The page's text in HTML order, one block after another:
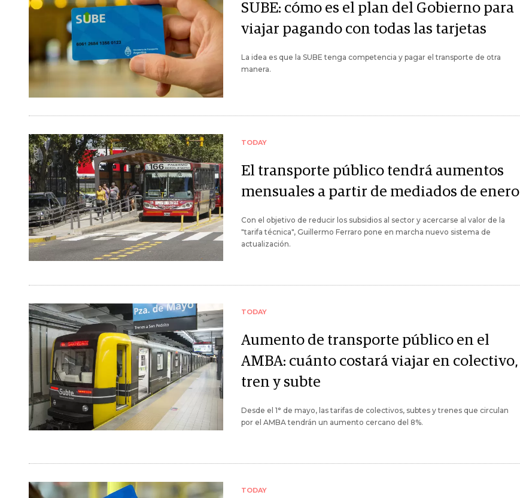
SUBE: cómo es el plan del Gobierno para
viajar pagando con todas las tarjetas
La idea es que la SUBE tenga competencia y pagar el transporte de otra
manera.
TODAY
El transporte público tendrá aumentos
mensuales a partir de mediados de enero
Con el objetivo de reducir los subsidios al sector y acercarse al valor de la
"tarifa técnica", Guillermo Ferraro pone en marcha nuevo sistema de
actualización.
TODAY
Aumento de transporte público en el
AMBA: cuánto costará viajar en colectivo,
tren y subte
Desde el 1° de mayo, las tarifas de colectivos, subtes y trenes que circulan
por el AMBA tendrán un aumento cercano del 8%.
TODAY